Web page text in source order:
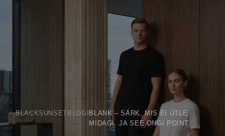
BLACKSUNSETBLOGIBLANK – SÄRK, MIS EI ÜTLE
MIDAGI. JA SEE ONGI POINT.